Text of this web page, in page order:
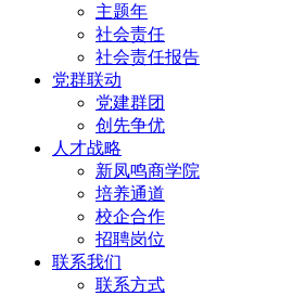
主题年
社会责任
社会责任报告
党群联动
党建群团
创先争优
人才战略
新凤鸣商学院
培养通道
校企合作
招聘岗位
联系我们
联系方式